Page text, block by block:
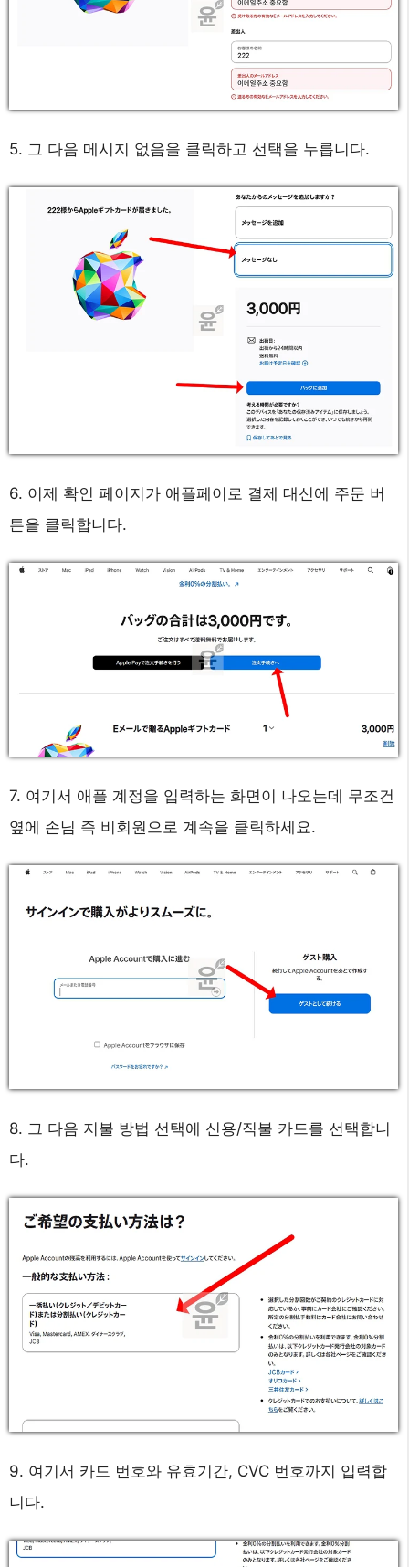
5. 그 다음 메시지 없음을 클릭하고 선택을 누릅니다.
6. 이제 확인 페이지가 애플페이로 결제 대신에 주문 버
튼을 클릭합니다.
7. 여기서 애플 계정을 입력하는 화면이 나오는데 무조건
옆에 손님 즉 비회원으로 계속을 클릭하세요.
8. 그 다음 지불 방법 선택에 신용/직불 카드를 선택합니
다.
9. 여기서 카드 번호와 유효기간, CVC 번호까지 입력합
니다.